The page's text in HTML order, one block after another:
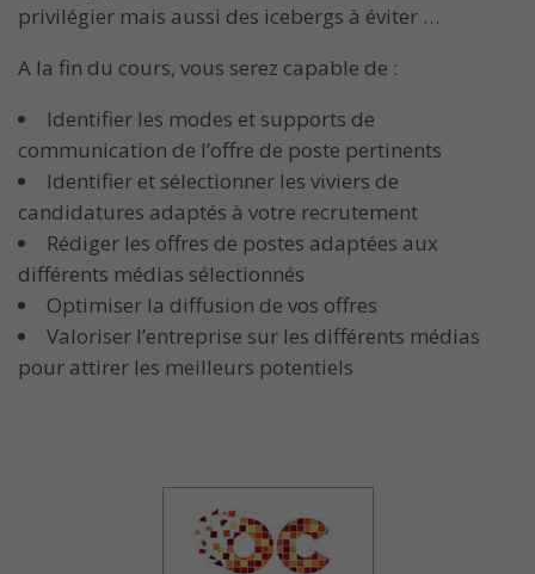
privilégier mais aussi des icebergs à éviter …
A la fin du cours, vous serez capable de :
Identifier les modes et supports de
communication de l’offre de poste pertinents
Identifier et sélectionner les viviers de
candidatures adaptés à votre recrutement
Rédiger les offres de postes adaptées aux
différents médias sélectionnés
Optimiser la diffusion de vos offres
Valoriser l’entreprise sur les différents médias
pour attirer les meilleurs potentiels